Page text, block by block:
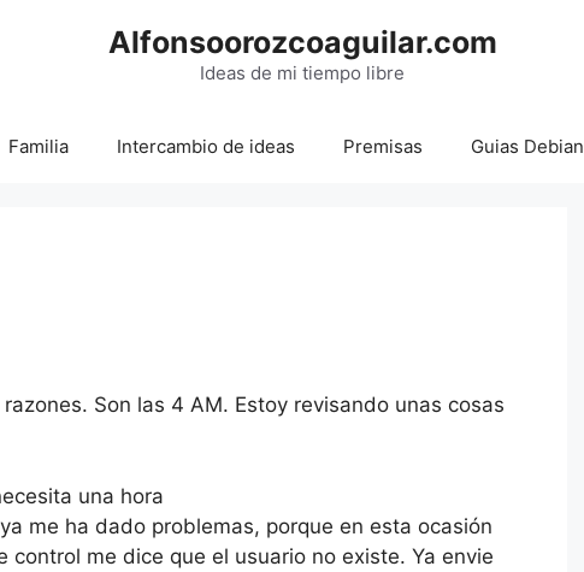
Alfonsoorozcoaguilar.com
Ideas de mi tiempo libre
Familia Intercambio de ideas Premisas Guias Debian
Son las 4 AM. Estoy revisando unas cosas
una hora
me ha dado problemas, porque en esta ocasión
control me dice que el usuario no existe. Ya envie